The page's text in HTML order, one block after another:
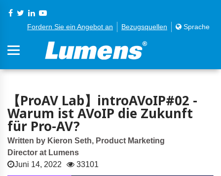
Fordern Sie ein Angebot an Bezugsquellen Sprache
【ProAV Lab】introAVoIP#02 -
Warum ist AVoIP die Zukunft
für Pro-AV?
Written by Kieron Seth, Product Marketing
Director at Lumens
Juni 14, 2022
33101